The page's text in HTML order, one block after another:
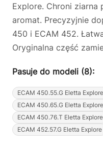
Explore. Chroni ziarna
aromat. Precyzyjnie
450 i ECAM 452.
Oryginalna część
Pasuje do modeli (8):
ECAM 450.55.G Eletta Explore
ECAM 450.65.G Eletta Explore
ECAM 450.76.T Eletta Explore
ECAM 452.57.G Eletta Explore